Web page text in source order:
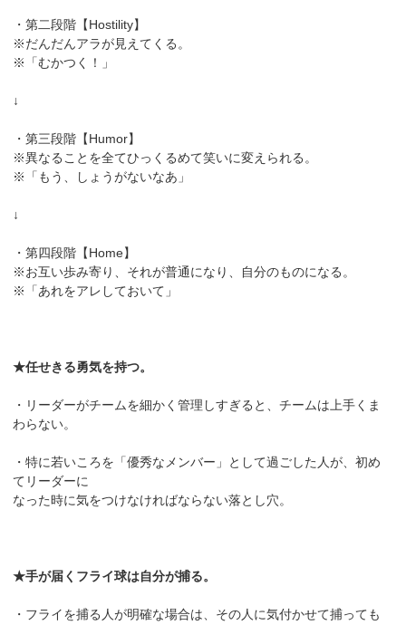
・第二段階【Hostility】
※だんだんアラが見えてくる。
※「むかつく！」
↓
・第三段階【Humor】
※異なることを全てひっくるめて笑いに変えられる。
※「もう、しょうがないなあ」
↓
・第四段階【Home】
※お互い歩み寄り、それが普通になり、自分のものになる。
※「あれをアレしておいて」
★任せきる勇気を持つ。
・リーダーがチームを細かく管理しすぎると、チームは上手くま
わらない。
・特に若いころを「優秀なメンバー」として過ごした人が、初め
てリーダーに
なった時に気をつけなければならない落とし穴。
★手が届くフライ球は自分が捕る。
・フライを捕る人が明確な場合は、その人に気付かせて捕っても